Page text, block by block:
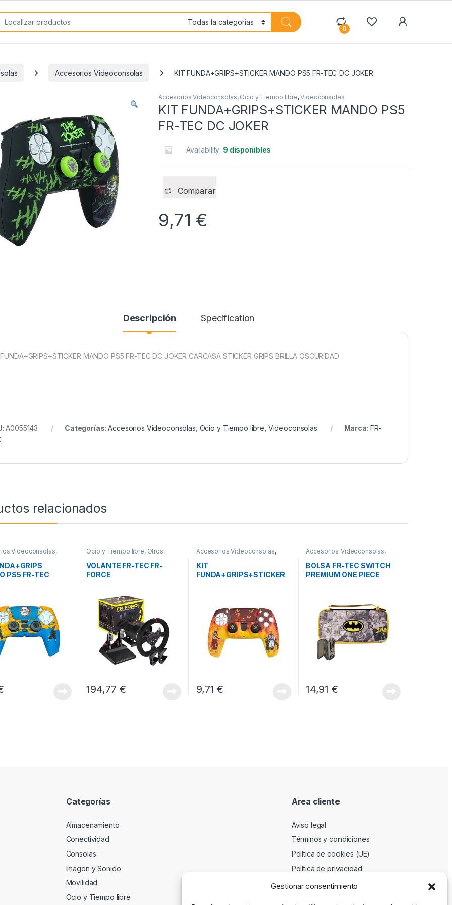
Gestionar consentimiento
for:
0
Accesorios Videoconsolas KIT FUNDA+GRIPS+STICKER MANDO PS5 FR-TEC DC JOKER
Accesorios Videoconsolas, Ocio y Tiempo libre,Videoconsolas
KIT FUNDA+GRIPS+STICKER MANDO PS5
FR-TEC DC JOKER
Availability: 9 disponibles
Comparar
9,71 €
Descripción Specification
MANDO PS5 FR-TEC DC JOKER CARCASA STICKER GRIPS BRILLA OSCURIDAD
A0055143 Categorías:Accesorios Videoconsolas Ocio y Tiempo libre Videoconsolas Marca: FR-
relacionados
Videoconsolas,
PS5 FR-TEC
Ocio y Tiempo libre, Otros
Periféricos
Volantes
VOLANTE FR-TEC FR-
FORCE
194,77 €
Accesorios Videoconsolas,
Videoconsolas
KIT
FUNDA+GRIPS+STICKER
9,71€
Accesorios Videoconsolas,
Videoconsolas
BOLSA FR-TEC SWITCH
PREMIUM ONE PIECE
14,91 €
Categorías
Almacenamiento
Conectividad
Consolas
Imagen y Sonido
Movilidad
Ocio y Tiempo libre
Area cliente
Aviso legal
Términos y condiciones
Política de cookies (UE)
Política de privacidad